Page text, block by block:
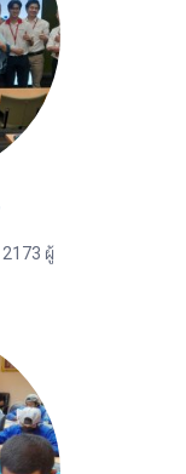
2173 ผู้